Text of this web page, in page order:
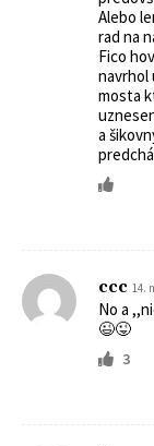
Alebo
rad na
Fico
navrhol
mosta
a
ccc 14.
No a
😉😜
3